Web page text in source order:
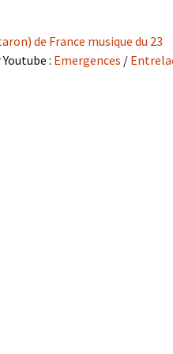
trois
de France musique du 23
: Emergences /